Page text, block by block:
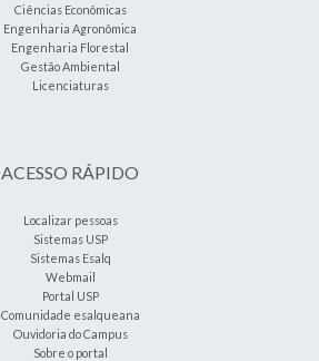
Ciências Econômicas
Engenharia Agronômica
Engenharia Florestal
Gestão Ambiental
Licenciaturas
ACESSO RÁPIDO
Localizar pessoas
Sistemas USP
Sistemas Esalq
Webmail
Portal USP
Comunidade esalqueana
Ouvidoria do Campus
Sobre o portal